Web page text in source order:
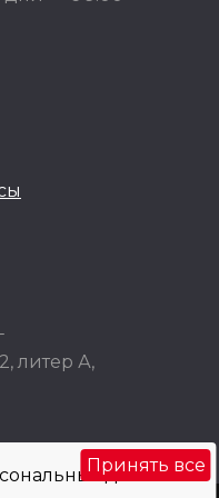
данных
Принять все
литер А,